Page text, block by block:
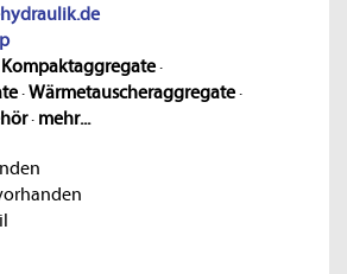
Kompaktaggregate·
·Wärmetauscheraggregate·
· mehr...